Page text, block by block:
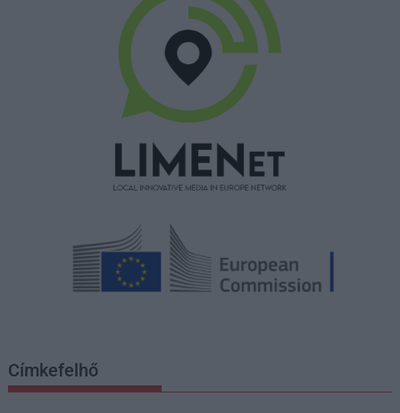
Címkefelhő